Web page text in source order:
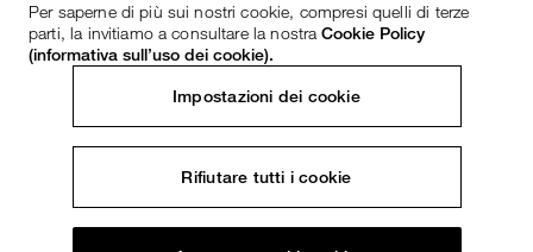
Per saperne di più sui nostri cookie, compresi quelli di terze
parti, la invitiamo a consultare la nostraCookie Policy
(informativa sull’uso dei cookie).
Impostazioni dei cookie
Rifiutare tutti i cookie